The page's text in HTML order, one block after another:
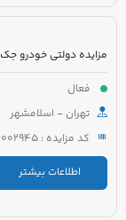
مزایده دولتی خودرو جک S5 مدل 1396 رنگ سفید
فعال
تهران - اسلامشهر
کد مزایده : 5821400404002945
اطلاعات بیشتر